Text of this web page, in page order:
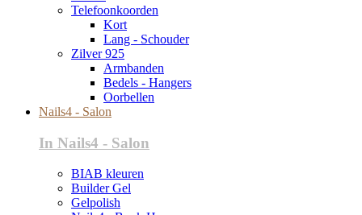
Telefoonkoorden
Kort
Lang - Schouder
Zilver 925
Armbanden
Bedels - Hangers
Oorbellen
Nails4 - Salon
In Nails4 - Salon
BIAB kleuren
Builder Gel
Gelpolish